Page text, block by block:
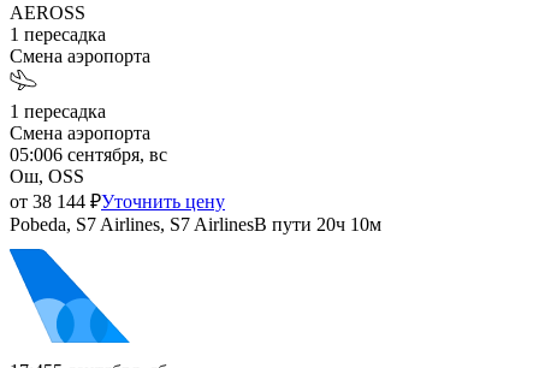
AEROSS
1 пересадка
Смена аэропорта
1 пересадка
Смена аэропорта
05:006 сентября, вс
Ош, OSS
от 38 144 ₽Уточнить цену
Pobeda, S7 Airlines, S7 AirlinesВ пути 20ч 10м